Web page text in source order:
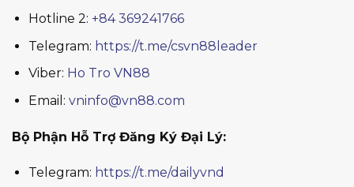
Hotline 2: +84 369241766
Telegram: https://t.me/csvn88leader
Viber: Ho Tro VN88
Email: vninfo@vn88.com
Bộ Phận Hỗ Trợ Đăng Ký Đại Lý:
Telegram: https://t.me/dailyvnd